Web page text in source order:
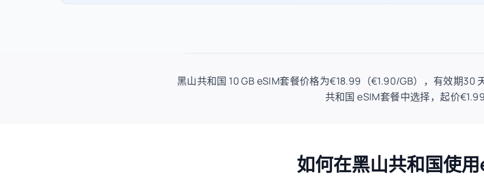
黑山共和国 10 GB eSIM套餐价格为€18.99（€1.90/GB），有效期30
共和国 eSIM套餐中选择，起价€1.99
如何在黑山共和国使